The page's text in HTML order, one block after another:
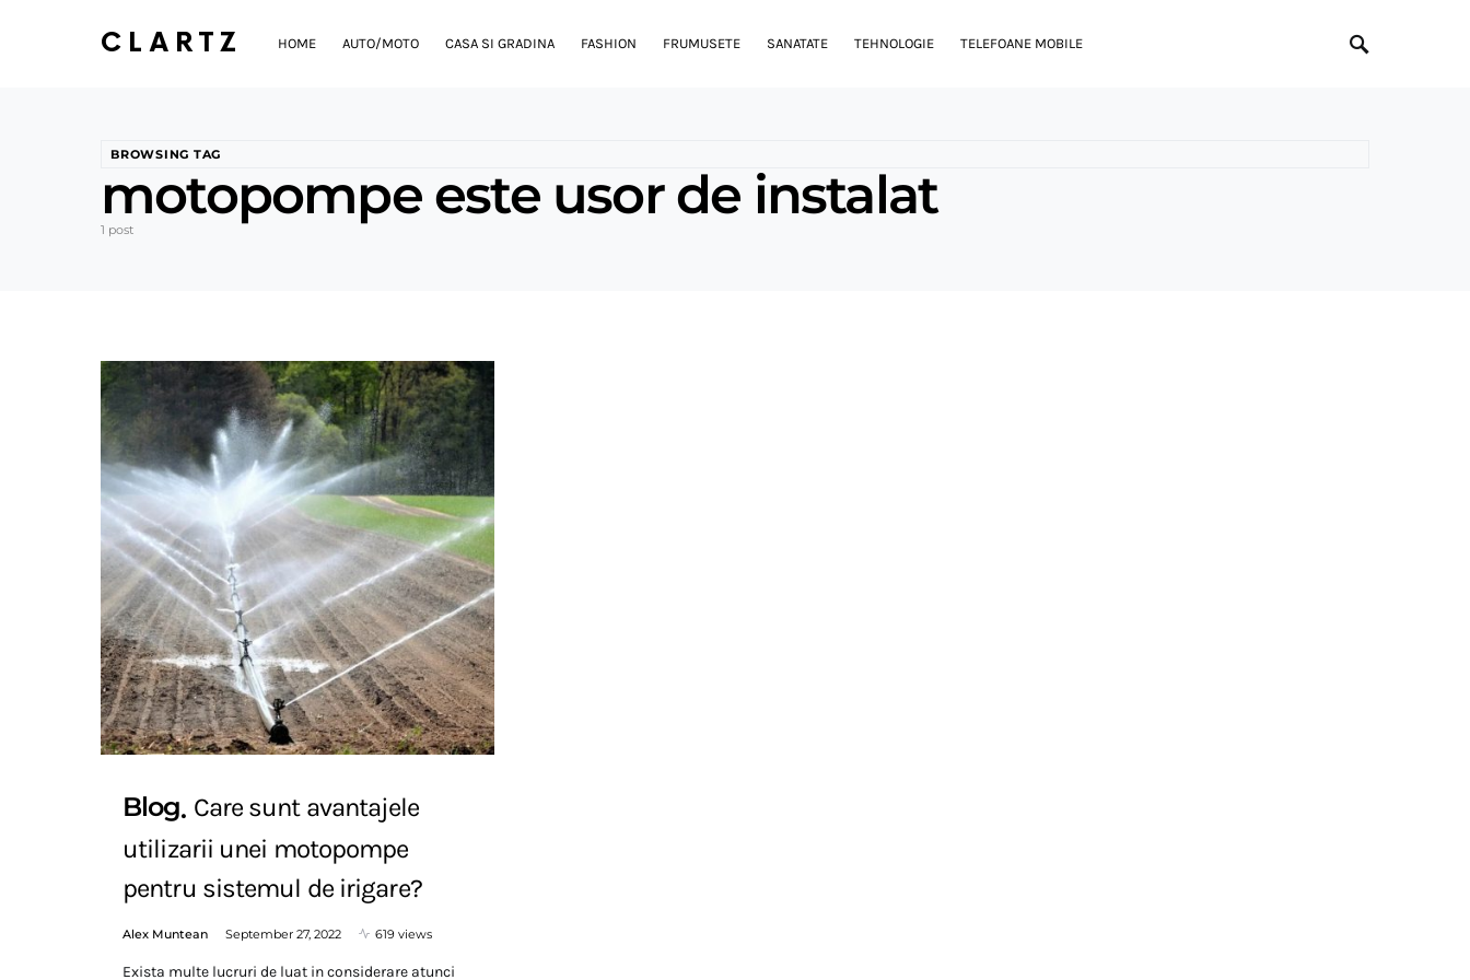
CLARTZ HOME AUTO/MOTO CASA SI GRADINA FASHION FRUMUSETE SANATATE TEHNOLOGIE TELEFOANE MOBILE
BROWSING TAG
motopompe este usor de instalat
1 post
Blog Care sunt avantajele
utilizarii unei motopompe
pentru sistemul de irigare?
Alex Muntean September 27, 2022 619 views
Exista multe lucruri de luat in considerare atunci